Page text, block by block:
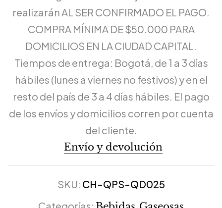
realizarán AL SER CONFIRMADO EL PAGO.
COMPRA MÍNIMA DE $50.000 PARA
DOMICILIOS EN LA CIUDAD CAPITAL.
Tiempos de entrega: Bogotá, de 1 a 3 días
hábiles (lunes a viernes no festivos) y en el
resto del país de 3 a 4 días hábiles. El pago
de los envíos y domicilios corren por cuenta
del cliente.
Envío y devolución
SKU: CH-QPS-QD025